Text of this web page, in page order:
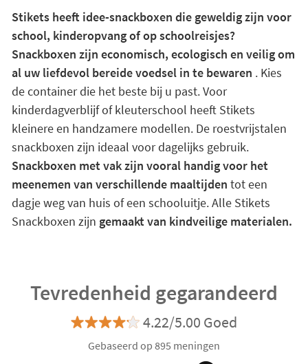
Stikets heeft idee-snackboxen die geweldig zijn voor
school, kinderopvang of op schoolreisjes?
Snackboxen zijn economisch, ecologisch en veilig om
al uw liefdevol bereide voedsel in te bewaren . Kies
de container die het beste bij u past. Voor
kinderdagverblijf of kleuterschool heeft Stikets
kleinere en handzamere modellen. De roestvrijstalen
snackboxen zijn ideaal voor dagelijks gebruik.
Snackboxen met vak zijn vooral handig voor het
meenemen van verschillende maaltijden tot een
dagje weg van huis of een schooluitje. Alle Stikets
Snackboxen zijn gemaakt van kindveilige materialen.
Tevredenheid gegarandeerd
4.22/5.00 Goed
Gebaseerd op 895 meningen